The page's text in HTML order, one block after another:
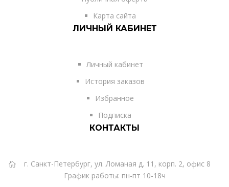
Карта сайта
ЛИЧНЫЙ КАБИНЕТ
Личный кабинет
История заказов
Избранное
Подписка
КОНТАКТЫ
г. Санкт-Петербург, ул. Ломаная д. 11, корп. 2, офис 8
График работы: пн-пт 10-18ч